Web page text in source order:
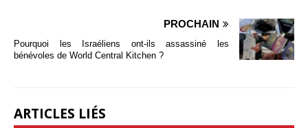
PROCHAIN
Pourquoi les Israéliens ont-ils assassiné les
bénévoles de World Central Kitchen ?
ARTICLES LIÉS